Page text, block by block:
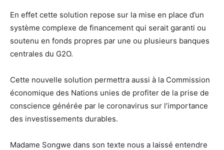
En effet cette solution repose sur la mise en place d’un
système complexe de financement qui serait garanti ou
soutenu en fonds propres par une ou plusieurs banques
centrales du G2O.
Cette nouvelle solution permettra aussi à la Commission
économique des Nations unies de profiter de la prise de
conscience générée par le coronavirus sur l’importance
des investissements durables.
Madame Songwe dans son texte nous a laissé entendre